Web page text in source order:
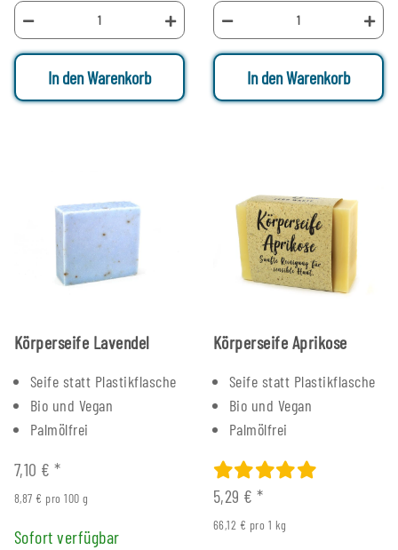
In den Warenkorb In den Warenkorb
Körperseife Lavendel
Seife statt Plastikflasche
Bio und Vegan
Palmölfrei
7,10 €*
8,87 € pro 100 g
Sofort verfügbar
Körperseife Aprikose
Seife statt Plastikflasche
Bio und Vegan
Palmölfrei
5,29 €*
66,12 € pro 1 kg